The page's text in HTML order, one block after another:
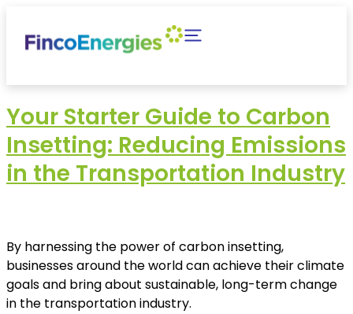
Your Starter Guide to Carbon
Insetting: Reducing Emissions
in the Transportation Industry
By harnessing the power of carbon insetting,
businesses around the world can achieve their climate
goals and bring about sustainable, long-term change
in the transportation industry.